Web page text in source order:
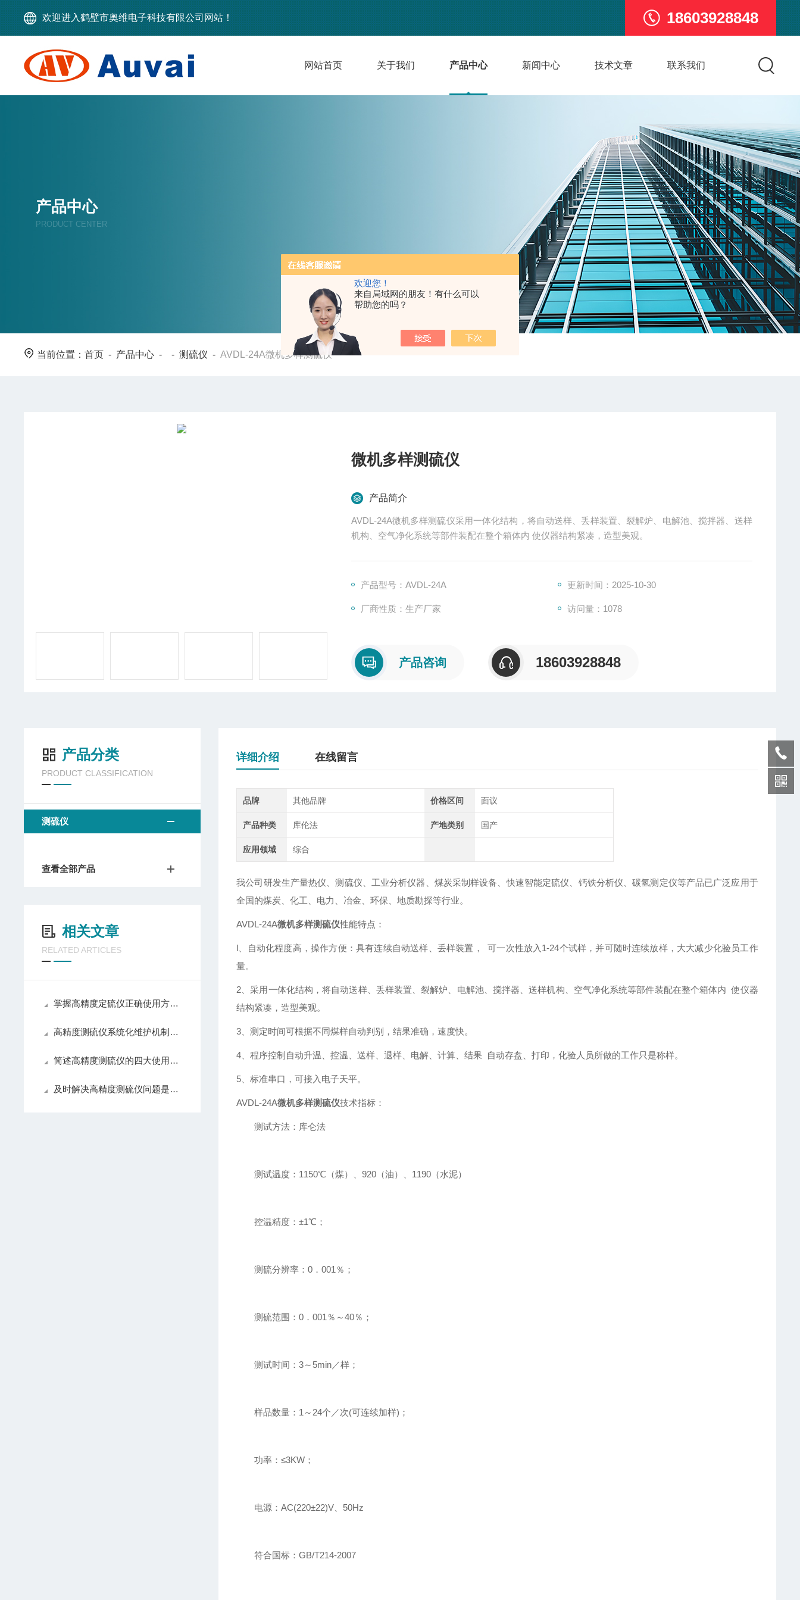
欢迎您！
来自局域网的朋友！有什么可以
帮助您的吗？
欢迎进入鹤壁市奥维电子科技有限公司网站！ 18603928848
网站首页 关于我们 产品中心 新闻中心 技术文章 联系我们
产品中心
PRODUCT CENTER
当前位置：首页 - 产品中心 - -测硫仪 -AVDL-24A微机多样测硫仪
微机多样测硫仪
产品简介
AVDL-24A微机多样测硫仪采用一体化结构，将自动送样、丢样装置、裂解炉、电解池、搅拌器、送样
机构、空气净化系统等部件装配在整个箱体内 使仪器结构紧凑，造型美观。
产品型号：AVDL-24A 更新时间：2025-10-30
厂商性质：生产厂家 访问量：1078
产品咨询 18603928848
产品分类
PRODUCT CLASSIFICATION
测硫仪
查看全部产品
相关文章
RELATED ARTICLES
掌握高精度定硫仪正确使用方法是确保测定结果准确性的关键
高精度测硫仪系统化维护机制，实用指南来了！
简述高精度测硫仪的四大使用原则
及时解决高精度测硫仪问题是保障数据准确性的关键
详细介绍 在线留言
品牌 其他品牌 价格区间 面议
产品种类 库伦法 产地类别 国产
应用领域 综合
我公司研发生产量热仪、测硫仪、工业分析仪器、煤炭采制样设备、快速智能定硫仪、钙铁分析仪、碳氢测定仪等产品已广泛应用于
全国的煤炭、化工、电力、冶金、环保、地质勘探等行业。
AVDL-24A微机多样测硫仪性能特点：
l、自动化程度高，操作方便：具有连续自动送样、丢样装置， 可一次性放入1-24个试样，并可随时连续放样，大大减少化验员工作
量。
2、采用一体化结构，将自动送样、丢样装置、裂解炉、电解池、搅拌器、送样机构、空气净化系统等部件装配在整个箱体内 使仪器
结构紧凑，造型美观。
3、测定时间可根据不同煤样自动判别，结果准确，速度快。
4、程序控制自动升温、控温、送样、退样、电解、计算、结果 自动存盘、打印，化验人员所做的工作只是称样。
5、标准串口，可接入电子天平。
AVDL-24A微机多样测硫仪技术指标：
测试方法：库仑法
测试温度：1150℃（煤）、920（油）、1190（水泥）
控温精度：±1℃；
测硫分辨率：0．001％；
测硫范围：0．001％～40％；
测试时间：3～5min／样；
样品数量：1～24个／次(可连续加样)；
功率：≤3KW；
电源：AC(220±22)V、50Hz
符合国标：GB/T214-2007